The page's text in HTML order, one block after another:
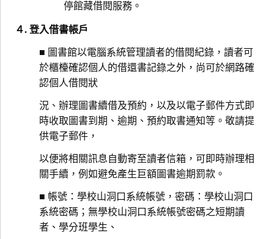
停館藏借閱服務。
４. 登入借書帳戶
■ 圖書館以電腦系統管理讀者的借閱紀錄，讀者可
於櫃檯確認個人的借還書記錄之外，尚可於網路確
認個人借閱狀
況、辦理圖書續借及預約，以及以電子郵件方式即
時收取圖書到期、逾期、預約取書通知等。敬請提
供電子郵件，
以便將相關訊息自動寄至讀者信箱，可即時辦理相
關手續，例如避免產生巨額圖書逾期罰款。
■ 帳號：學校山洞口系統帳號，密碼：學校山洞口
系統密碼；無學校山洞口系統帳號密碼之短期讀
者、學分班學生、